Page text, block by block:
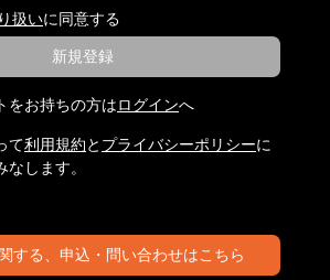
扱いに同意する
新規登録
をお持ちの方はログインへ
て利用規約と プライバシーポリシーに
します。
する、申込・問い合わせはこちら